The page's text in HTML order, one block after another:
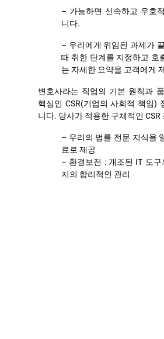
– 가능하면 신속하고 우호
니다.
– 우리에게 위임된 과제가
때 취한 단계를 지정하고 호
는 자세한 요약을 고객에게
변호사라는 직업의 기본 원칙과
핵심인 CSR(기업의 사회적 책임)
니다. 당사가 적용한 구체적인 CSR
– 우리의 법률 전문 지식을
료로 제공
– 환경보전 : 개조된 IT 도
지의 합리적인 관리